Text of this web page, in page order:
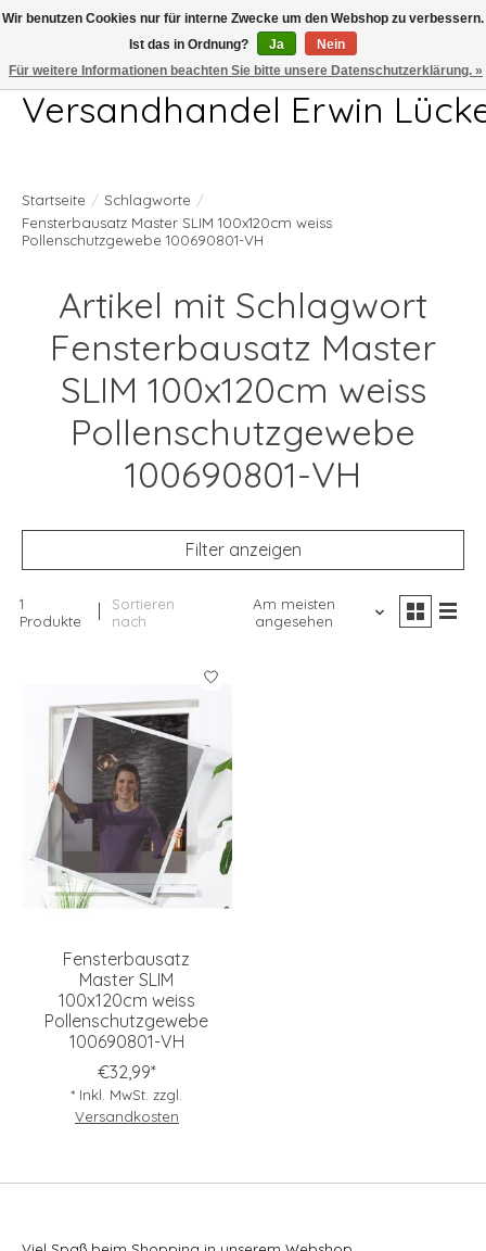
Telefon 04407 715872 MO-DO 7.00-17.00Uhr FR 7.00-13.00Uhr
Versandhandel Erwin
Startseite / Schlagworte /
Fensterbausatz Master SLIM 100x120cm weiss
Pollenschutzgewebe 100690801-VH
Artikel mit Schlagwort
Fensterbausatz Master
SLIM 100x120cm weiss
Pollenschutzgewebe
100690801-VH
Filter anzeigen
1
Produkte
Sortieren
nach
Am meisten
angesehen
Fensterbausatz
Master SLIM
100x120cm weiss
Pollenschutzgewebe
100690801-VH
€32,99*
* Inkl. MwSt. zzgl.
Versandkosten
Wir benutzen Cookies nur für interne Zwecke um den Webshop zu verbessern.
Ist das in Ordnung?
Ja
Nein
Für weitere Informationen beachten Sie bitte unsere Datenschutzerklärung. »